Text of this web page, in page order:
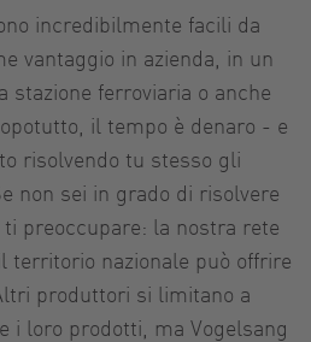
incredibilmente facili da
vantaggio in azienda, in un
stazione ferroviaria o anche
il tempo è denaro - e
risolvendo tu stesso gli
non sei in grado di risolvere
preoccupare: la nostra rete
territorio nazionale può offrire
produttori si limitano a
i loro prodotti, ma Vogelsang